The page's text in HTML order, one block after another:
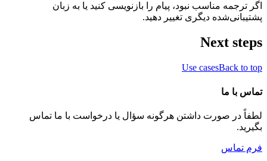
اگر ترجمه مناسب نبود، پیام را بازنویسی کنید یا به زبان
پشتیبانی‌شده دیگری تغییر دهید.
Next steps
Use casesBack to top
تماس با ما
لطفاً در صورت داشتن هرگونه سؤال یا درخواست با ما تماس
بگیرید.
فرم تماس